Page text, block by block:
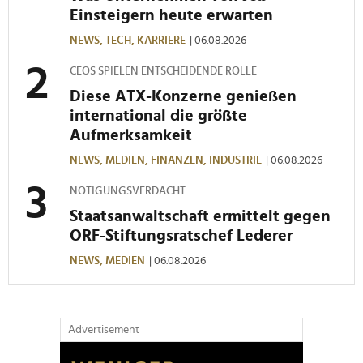
gesammelt haben.
Einsteigern heute erwarten
NEWS, TECH, KARRIERE | 06.08.2026
CEOS SPIELEN ENTSCHEIDENDE ROLLE
Diese ATX-Konzerne genießen
international die größte
Aufmerksamkeit
NEWS, MEDIEN, FINANZEN, INDUSTRIE | 06.08.2026
NÖTIGUNGSVERDACHT
Staatsanwaltschaft ermittelt gegen
ORF-Stiftungsratschef Lederer
NEWS, MEDIEN | 06.08.2026
Advertisement